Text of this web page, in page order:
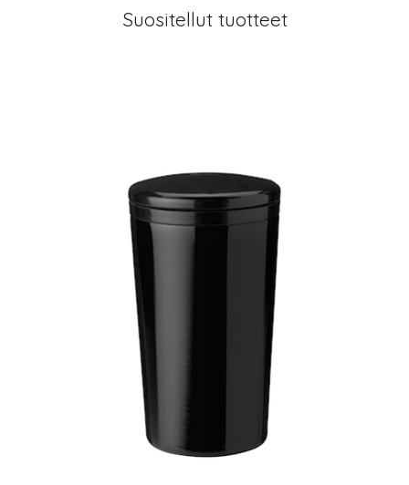
Suositellut tuotteet